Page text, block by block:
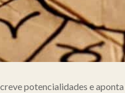
potencialidades e